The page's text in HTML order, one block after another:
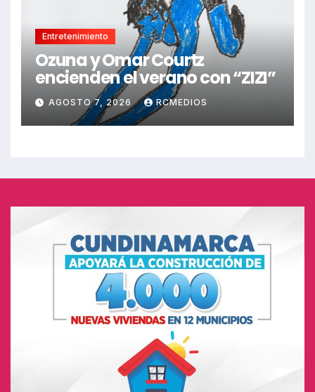
Entretenimiento
Ozuna y Omar Courtz
encienden el verano con “ZIZI”
AGOSTO 7, 2026 RCMEDIOS